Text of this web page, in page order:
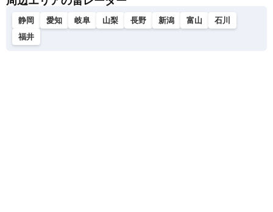
静岡 愛知 岐阜 山梨 長野 新潟 富山
石川
福井